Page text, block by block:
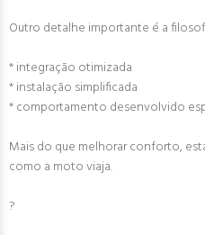
Outro detalhe importante é a
* integração otimizada
* instalação simplificada
* comportamento desenvolvido
Mais do que melhorar conforto,
como a moto viaja.
?